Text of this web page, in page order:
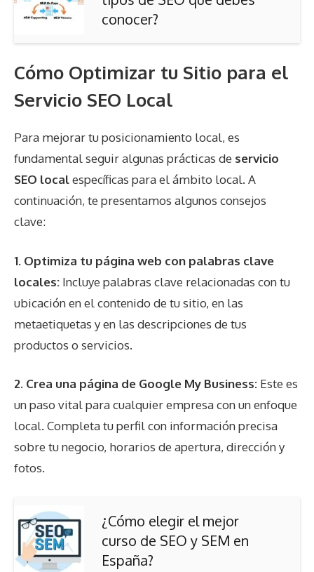
conocer?
Cómo Optimizar tu Sitio para el
Servicio SEO Local
Para mejorar tu posicionamiento local, es
fundamental seguir algunas prácticas de servicio
SEO localespecíficas para el ámbito local. A
continuación, te presentamos algunos consejos
clave:
1. Optimiza tu página web con palabras clave
locales: Incluye palabras clave relacionadas con tu
ubicación en el contenido de tu sitio, en las
metaetiquetas y en las descripciones de tus
productos o servicios.
2. Crea una página de Google My Business: Este es
un paso vital para cualquier empresa con un enfoque
local. Completa tu perfil con información precisa
sobre tu negocio, horarios de apertura, dirección y
fotos.
¿Cómo elegir el mejor
curso de SEO y SEM en
España?